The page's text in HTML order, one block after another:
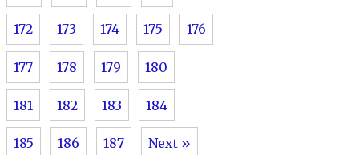
172 173 174 175 176
177 178 179 180
181 182 183 184
185 186 187 Next »